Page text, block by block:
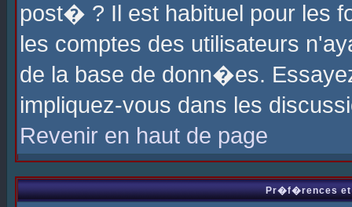
post� ? Il est habituel pour les
les comptes des utilisateurs
de la base de donn�es.
impliquez-vous dans les
Revenir en haut de page
Pr�f�rences et